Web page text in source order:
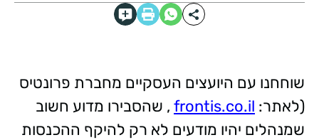
שוחחנו עם היועצים העסקיים מחברת פרונטיס
(לאתר: frontis.co.il , שהסבירו מדוע חשוב
שמנהלים יהיו מודעים לא רק להיקף ההכנסות